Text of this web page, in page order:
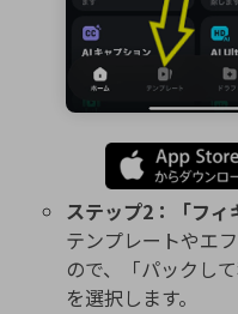
ステップ2：「フ
テンプレートやエ
ので、「パックし
を選択します。